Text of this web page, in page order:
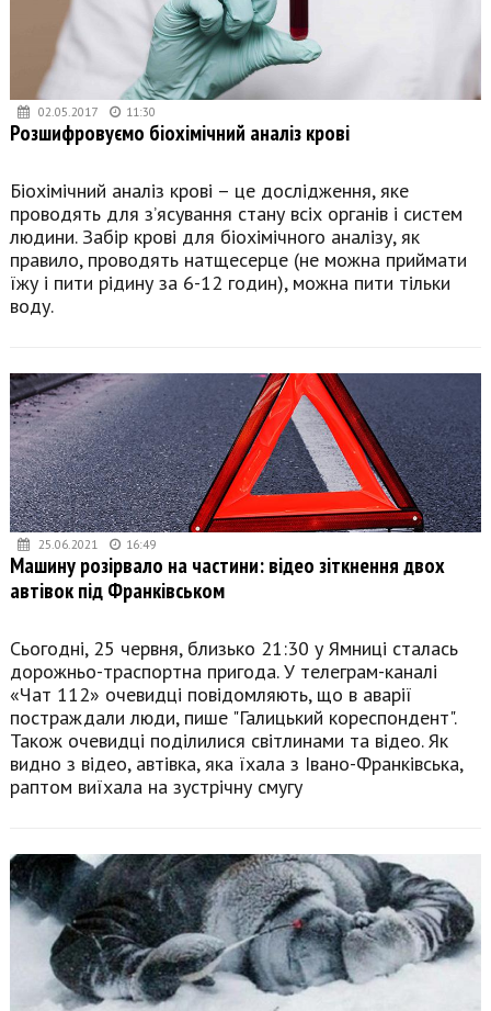
02.05.2017 11:30
Розшифровуємо біохімічний аналіз крові
Біохімічний аналіз крові – це дослідження, яке
проводять для з’ясування стану всіх органів і систем
людини. Забір крові для біохімічного аналізу, як
правило, проводять натщесерце (не можна приймати
їжу і пити рідину за 6-12 годин), можна пити тільки
воду.
25.06.2021 16:49
Машину розірвало на частини: відео зіткнення двох
автівок під Франківськом
Сьогодні, 25 червня, близько 21:30 у Ямниці сталась
дорожньо-траспортна пригода. У телеграм-каналі
«Чат 112» очевидці повідомляють, що в аварії
постраждали люди, пише "Галицький кореспондент".
Також очевидці поділилися світлинами та відео. Як
видно з відео, автівка, яка їхала з Івано-Франківська,
раптом виїхала на зустрічну смугу